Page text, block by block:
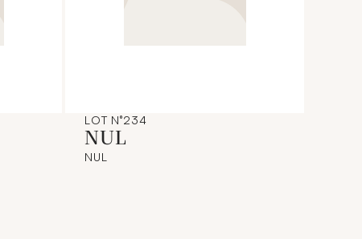
LOT N°234
NUL
NUL